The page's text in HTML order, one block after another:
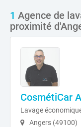
1 Agence de
proximité
CosmétiCar
Lavage
Angers (49100)